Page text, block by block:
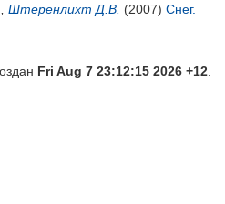
Штеренлихт Д.В. (2007) Снег.
Fri Aug 7 23:12:15 2026 +12